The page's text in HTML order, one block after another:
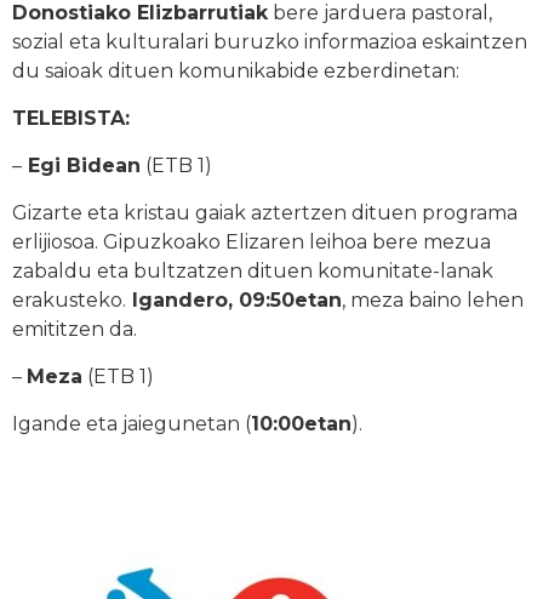
Donostiako Elizbarrutiakbere jarduera pastoral,
sozial eta kulturalari buruzko informazioa eskaintzen
du saioak dituen komunikabide ezberdinetan:
TELEBISTA:
– Egi Bidean (ETB 1)
Gizarte eta kristau gaiak aztertzen dituen programa
erlijiosoa. Gipuzkoako Elizaren leihoa bere mezua
zabaldu eta bultzatzen dituen komunitate-lanak
erakusteko. Igandero, 09:50etan, meza baino lehen
emititzen da.
– Meza (ETB 1)
Igande eta jaiegunetan (10:00etan).